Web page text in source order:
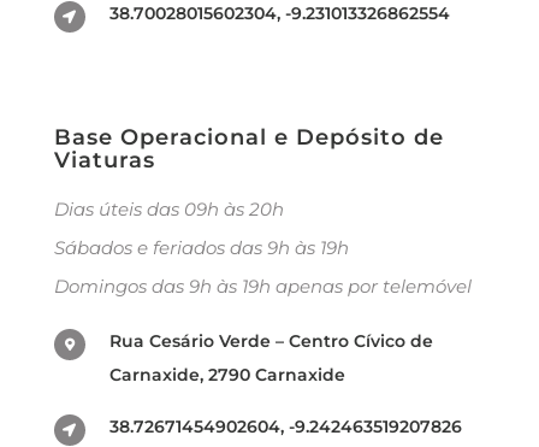
38.70028015602304, -9.231013326862554
Base Operacional e Depósito de
Viaturas
Dias úteis das 09h às 20h
Sábados e feriados das 9h às 19h
Domingos das 9h às 19h apenas por telemóvel
Rua Cesário Verde – Centro Cívico de
Carnaxide, 2790 Carnaxide
38.72671454902604, -9.242463519207826